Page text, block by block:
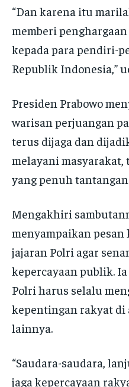
“Dan karena itu
memberi
kepada para pendiri-
Republik Indonesia,”
Presiden Prabowo
warisan perjuangan
terus dijaga dan
melayani masyarakat,
yang penuh
Mengakhiri
menyampaikan
jajaran Polri agar
kepercayaan publik.
Polri harus selalu
kepentingan rakyat di
lainnya.
“Saudara-saudara,
jaga kepercayaan